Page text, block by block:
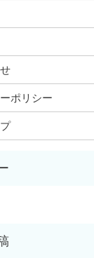
ポリシー